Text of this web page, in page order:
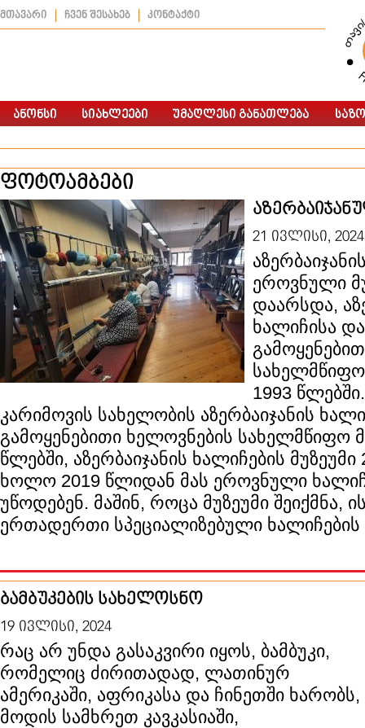
მთავარი ჩვენ შესახებ კონტაქტი
ფოტოამბები
21 ივლისი, 2024
ეროვნული
დაარსდა,
ხალიჩისა
სახელმწიფო
1993
კარიმოვის სახელობის აზერბაიჯანის
გამოყენებითი ხელოვნების სახელმწიფო
წლებში, აზერბაიჯანის ხალიჩების
ხოლო 2019 წლიდან მას ეროვნული
უწოდებენ. მაშინ, როცა მუზეუმი შეიქმნა,
ერთადერთი სპეციალიზებული ხალიჩების
ბამბუკების სახელოსნო
19 ივლისი, 2024
რაც არ უნდა გასაკვირი იყოს, ბამბუკი,
რომელიც ძირითადად, ლათინურ
ამერიკაში, აფრიკასა და ჩინეთში ხარობს,
მოდის სამხრეთ კავკასიაში,